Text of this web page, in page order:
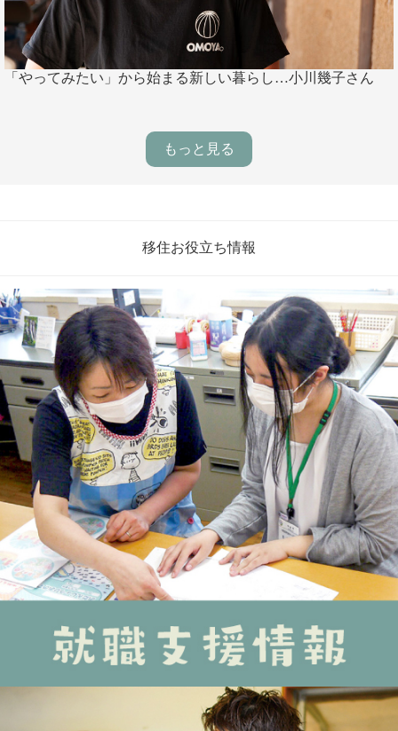
「やってみたい」から始まる新しい暮らし…小川幾子さん
もっと見る
移住お役立ち情報